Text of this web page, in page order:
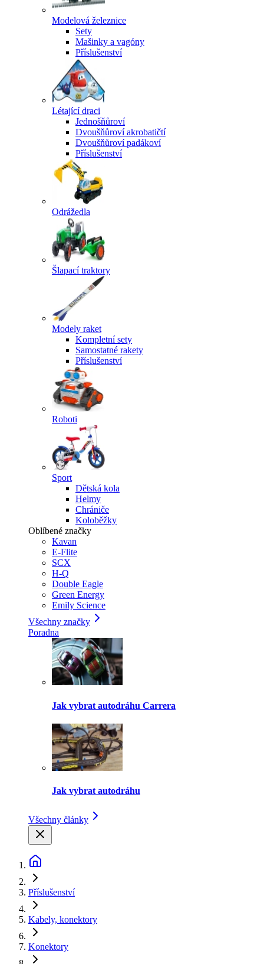
Modelová železnice
Sety
Mašinky a vagóny
Příslušenství
Létající draci
Jednošňůroví
Dvoušňůroví akrobatičtí
Dvoušňůroví padákoví
Příslušenství
Odrážedla
Šlapací traktory
Modely raket
Kompletní sety
Samostatné rakety
Příslušenství
Roboti
Sport
Dětská kola
Helmy
Chrániče
Koloběžky
Oblíbené značky
Kavan
E-Flite
SCX
H-Q
Double Eagle
Green Energy
Emily Science
Všechny značky
Poradna
Jak vybrat autodráhu Carrera
Jak vybrat autodráhu
Všechny články
Příslušenství
Kabely, konektory
Konektory